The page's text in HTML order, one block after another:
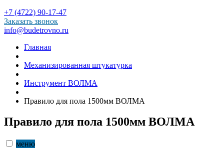
+7 (4722) 90-17-47
Заказать звонок
info@budetrovno.ru
Главная
Механизированная штукатурка
Инструмент ВОЛМА
Правило для пола 1500мм ВОЛМА
Правило для пола 1500мм ВОЛМА
меню